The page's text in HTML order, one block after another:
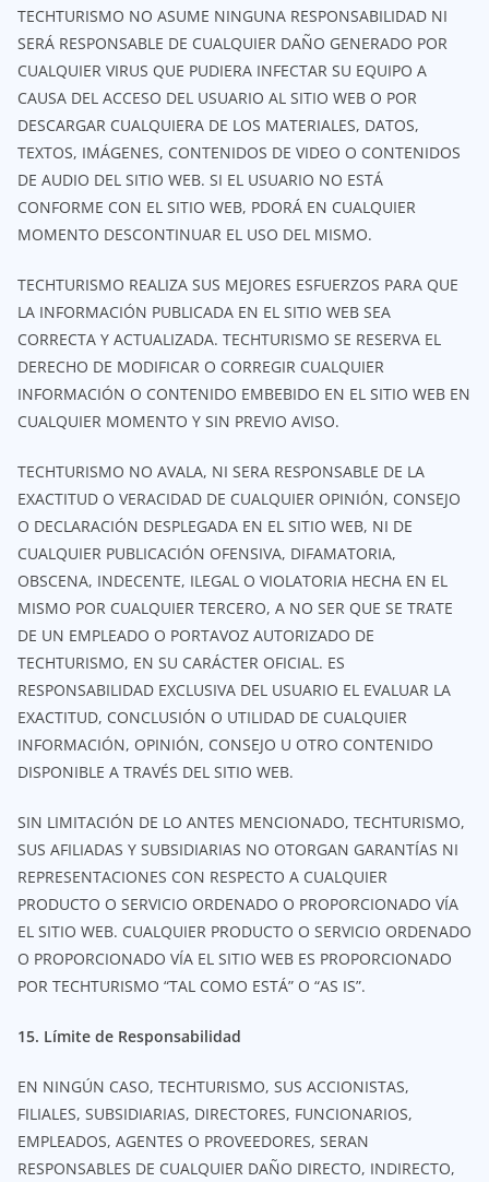
TECHTURISMO NO ASUME NINGUNA RESPONSABILIDAD NI
SERÁ RESPONSABLE DE CUALQUIER DAÑO GENERADO POR
CUALQUIER VIRUS QUE PUDIERA INFECTAR SU EQUIPO A
CAUSA DEL ACCESO DEL USUARIO AL SITIO WEB O POR
DESCARGAR CUALQUIERA DE LOS MATERIALES, DATOS,
TEXTOS, IMÁGENES, CONTENIDOS DE VIDEO O CONTENIDOS
DE AUDIO DEL SITIO WEB. SI EL USUARIO NO ESTÁ
CONFORME CON EL SITIO WEB, PDORÁ EN CUALQUIER
MOMENTO DESCONTINUAR EL USO DEL MISMO.
TECHTURISMO REALIZA SUS MEJORES ESFUERZOS PARA QUE
LA INFORMACIÓN PUBLICADA EN EL SITIO WEB SEA
CORRECTA Y ACTUALIZADA. TECHTURISMO SE RESERVA EL
DERECHO DE MODIFICAR O CORREGIR CUALQUIER
INFORMACIÓN O CONTENIDO EMBEBIDO EN EL SITIO WEB EN
CUALQUIER MOMENTO Y SIN PREVIO AVISO.
TECHTURISMO NO AVALA, NI SERA RESPONSABLE DE LA
EXACTITUD O VERACIDAD DE CUALQUIER OPINIÓN, CONSEJO
O DECLARACIÓN DESPLEGADA EN EL SITIO WEB, NI DE
CUALQUIER PUBLICACIÓN OFENSIVA, DIFAMATORIA,
OBSCENA, INDECENTE, ILEGAL O VIOLATORIA HECHA EN EL
MISMO POR CUALQUIER TERCERO, A NO SER QUE SE TRATE
DE UN EMPLEADO O PORTAVOZ AUTORIZADO DE
TECHTURISMO, EN SU CARÁCTER OFICIAL. ES
RESPONSABILIDAD EXCLUSIVA DEL USUARIO EL EVALUAR LA
EXACTITUD, CONCLUSIÓN O UTILIDAD DE CUALQUIER
INFORMACIÓN, OPINIÓN, CONSEJO U OTRO CONTENIDO
DISPONIBLE A TRAVÉS DEL SITIO WEB.
SIN LIMITACIÓN DE LO ANTES MENCIONADO, TECHTURISMO,
SUS AFILIADAS Y SUBSIDIARIAS NO OTORGAN GARANTÍAS NI
REPRESENTACIONES CON RESPECTO A CUALQUIER
PRODUCTO O SERVICIO ORDENADO O PROPORCIONADO VÍA
EL SITIO WEB. CUALQUIER PRODUCTO O SERVICIO ORDENADO
O PROPORCIONADO VÍA EL SITIO WEB ES PROPORCIONADO
POR TECHTURISMO “TAL COMO ESTÁ” O “AS IS”.
15. Límite de Responsabilidad
EN NINGÚN CASO, TECHTURISMO, SUS ACCIONISTAS,
FILIALES, SUBSIDIARIAS, DIRECTORES, FUNCIONARIOS,
EMPLEADOS, AGENTES O PROVEEDORES, SERAN
RESPONSABLES DE CUALQUIER DAÑO DIRECTO, INDIRECTO,